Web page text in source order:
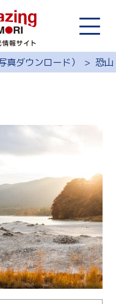
真ダウンロード） 恐山